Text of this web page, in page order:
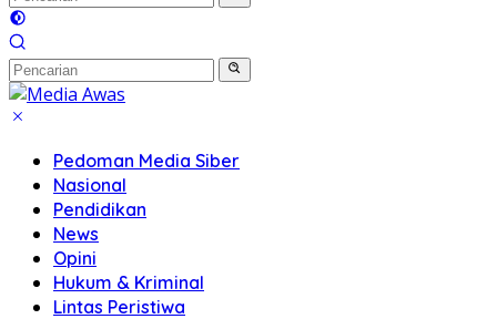
Pedoman Media Siber
Nasional
Pendidikan
News
Opini
Hukum & Kriminal
Lintas Peristiwa